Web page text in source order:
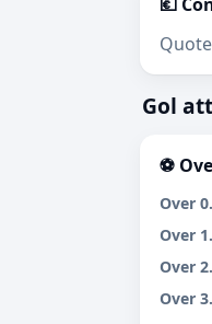
Gol
⚽
Over
Over
Over
Over